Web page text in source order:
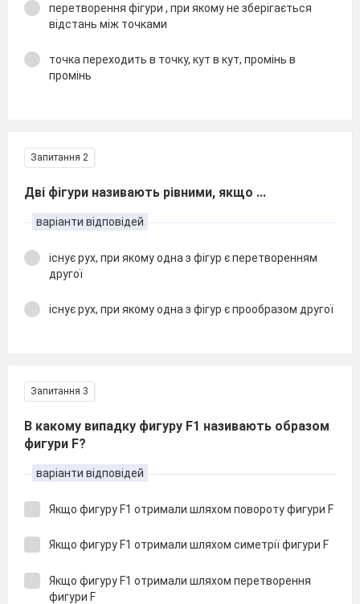
перетворення фігури , при якому не зберігається
відстань між точками
точка переходить в точку, кут в кут, промінь в
промінь
Запитання 2
Дві фігури називають рівними, якщо ...
варіанти відповідей
існує рух, при якому одна з фігур є перетворенням
другої
існує рух, при якому одна з фігур є прообразом другої
Запитання 3
В какому випадку фигуру F1 називають образом
фигури F?
варіанти відповідей
Якщо фигуру F1 отримали шляхом повороту фигури F
Якщо фигуру F1 отримали шляхом симетрії фигури F
Якщо фигуру F1 отримали шляхом перетворення
фигури F